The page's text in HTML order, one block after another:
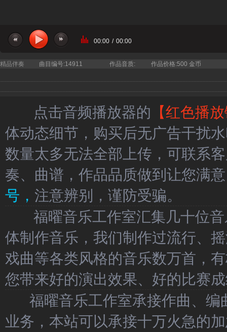
00:00 / 00:00
精品伴奏 曲目编号:14911 作品音质: 作品价格:500 金币
点击音频播放器的 【红色播
体动态细节，购买后无广告干扰
数量太多无法全部上传，可联系
奏、曲谱，作品品质做到让您满
号， 注意辨别，谨防受骗。
福曜音乐工作室汇集几十位音
体制作音乐，我们制作过流行、
戏曲等各类风格的音乐数万首，
您带来好的演出效果、好的比赛
福曜音乐工作室承接作曲、编
业务，本站可以承接十万火急的